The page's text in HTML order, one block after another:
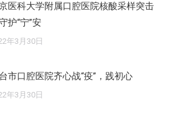
医科大学附属口腔医院核酸采样突击
护“宁”安
年3月30日
市口腔医院齐心战“疫”，践初心
年3月30日